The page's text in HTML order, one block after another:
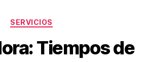
SERVICIOS
Tiempos de